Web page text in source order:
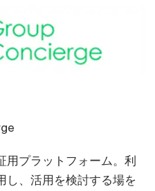
用プラットフォーム。利
し、活用を検討する場を